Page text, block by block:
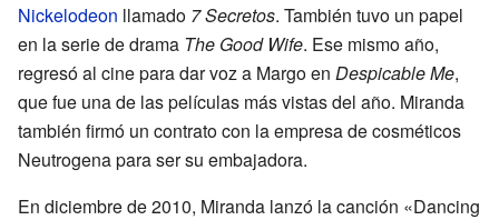
Nickelodeon llamado 7 Secretos. También tuvo un papel
en la serie de drama The Good Wife. Ese mismo año,
regresó al cine para dar voz a Margo en Despicable Me,
que fue una de las películas más vistas del año. Miranda
también firmó un contrato con la empresa de cosméticos
Neutrogena para ser su embajadora.
En diciembre de 2010, Miranda lanzó la canción «Dancing